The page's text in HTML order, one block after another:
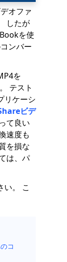
オファ
したが
を使
ンバー
を
テスト
リケーシ
ビデ
て良い
速度も
を損な
は、パ
い。 こ
コ